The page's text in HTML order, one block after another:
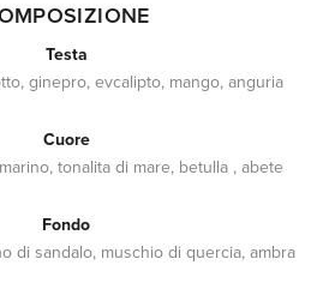
Testa
ginepro, evcalipto, mango, anguria
Cuore
tonalita di mare, betulla , abete
Fondo
di sandalo, muschio di quercia, ambra